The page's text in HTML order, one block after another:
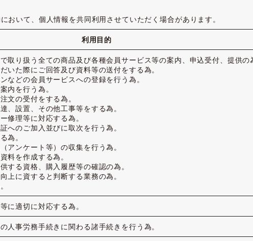
いて、個人情報を共同利用させていただく場合があります。
利用目的
取り扱う全ての商品及び各種会員サービス等の案内、申込受付、提供の
いた際にご回答及び資料等の送付をする為。
などの会員サービスへの登録を行う為。
内を行う為。
文の受付をする為。
、設置、その他工事等をする為。
修理等に対応する為。
へのご加入並びに取次を行う為。
為。
アンケート等）の収集を行う為。
料を作成する為。
する資格、購入履歴等の確認の為。
上に資すると判断する業務の為。
に適切に対応する為。
人事労務手続きに関わる諸手続きを行う為。